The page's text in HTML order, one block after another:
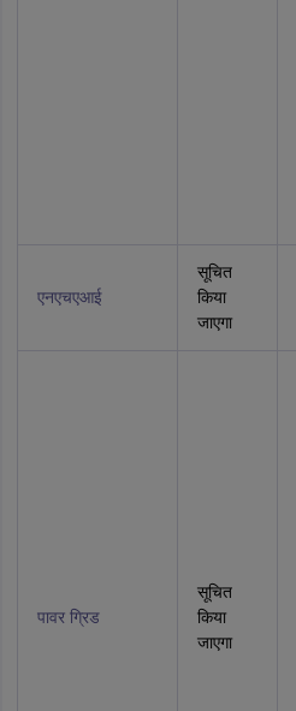
एनएचएआई
सूचित
किया
जाएगा
पावर ग्रिड
सूचित
किया
जाएगा